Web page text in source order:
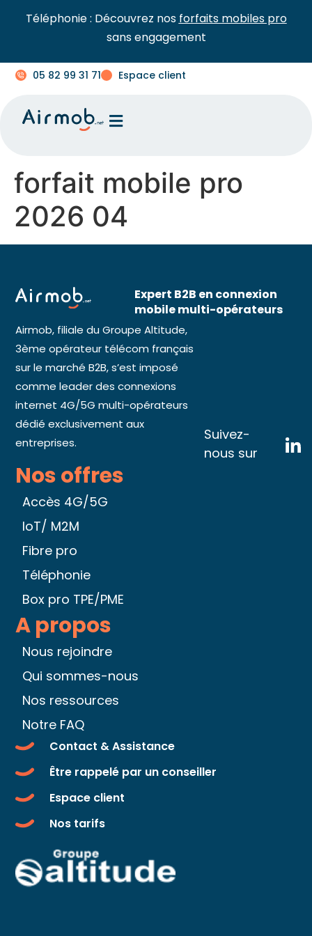
Téléphonie : Découvrez nos forfaits mobiles pro
sans engagement
05 82 99 31 71 Espace client
forfait mobile pro
2026 04
Expert B2B en connexion
mobile multi-opérateurs
Airmob, filiale du Groupe Altitude,
3ème opérateur télécom français
sur le marché B2B, s’est imposé
comme leader des connexions
internet 4G/5G multi-opérateurs
dédié exclusivement aux
entreprises.
Suivez-
nous sur
A propos
Nous rejoindre
Qui sommes-nous
Nos ressources
Notre FAQ
Nos offres
Accès 4G/5G
IoT/ M2M
Fibre pro
Téléphonie
Box pro TPE/PME
Contact & Assistance
Être rappelé par un conseiller
Espace client
Nos tarifs